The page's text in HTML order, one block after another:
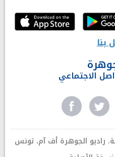
بنا
الاجتماعي